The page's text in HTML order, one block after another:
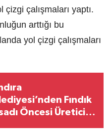
çalışmaları yaptı.
arttığı bu
yol çizgi çalışmaları
Fındık
Öncesi Üreticiye